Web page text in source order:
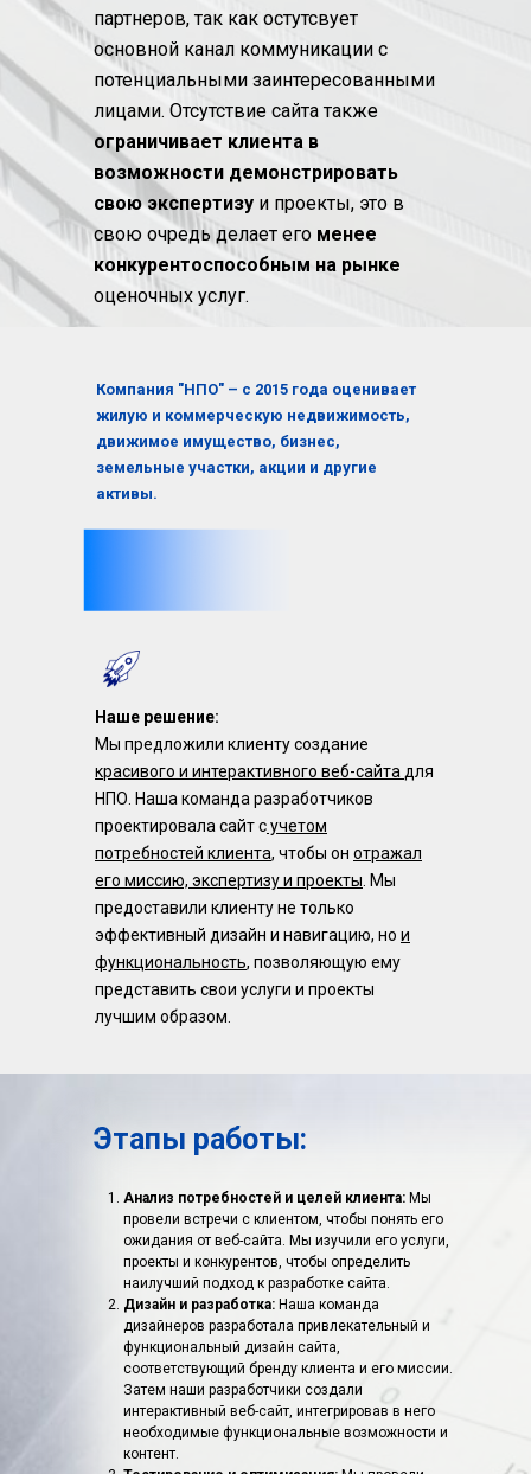
партнеров, так как остутсвует
основной канал коммуникации с
потенциальными заинтересованными
лицами. Отсутствие сайта также
ограничивает клиента в
возможности демонстрировать
свою экспертизу и проекты, это в
свою очредь делает его менее
конкурентоспособным на рынке
оценочных услуг.
Наше решение:
Мы предложили клиенту создание
красивого и интерактивного веб-сайта для
НПО. Наша команда разработчиков
проектировала сайт сучетом
потребностей клиента, чтобы он отражал
его миссию, экспертизу и проекты . Мы
предоставили клиенту не только
эффективный дизайн и навигацию, но и
функциональность, позволяющую ему
представить свои услуги и проекты
лучшим образом.
Компания "НПО" – с 2015 года оценивает
жилую и коммерческую недвижимость,
движимое имущество, бизнес,
земельные участки, акции и другие
активы.
Этапы работы:
Анализ потребностей и целей клиента: Мы
провели встречи с клиентом, чтобы понять его
ожидания от веб-сайта. Мы изучили его услуги,
проекты и конкурентов, чтобы определить
наилучший подход к разработке сайта.
Дизайн и разработка: Наша команда
дизайнеров разработала привлекательный и
функциональный дизайн сайта,
соответствующий бренду клиента и его миссии.
Затем наши разработчики создали
интерактивный веб-сайт, интегрировав в него
необходимые функциональные возможности и
контент.